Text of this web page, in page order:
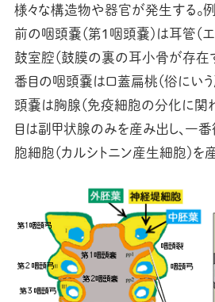
様々な構造物や器官が発生する。
前の咽頭嚢（第1咽頭嚢）は耳管（
鼓室腔（鼓膜の裏の耳小骨が存在
番目の咽頭嚢は口蓋扁桃（俗にいう
頭嚢は胸腺（免疫細胞の分化に関
目は副甲状腺のみを産み出し、一
胞細胞（カルシトニン産生細胞）を